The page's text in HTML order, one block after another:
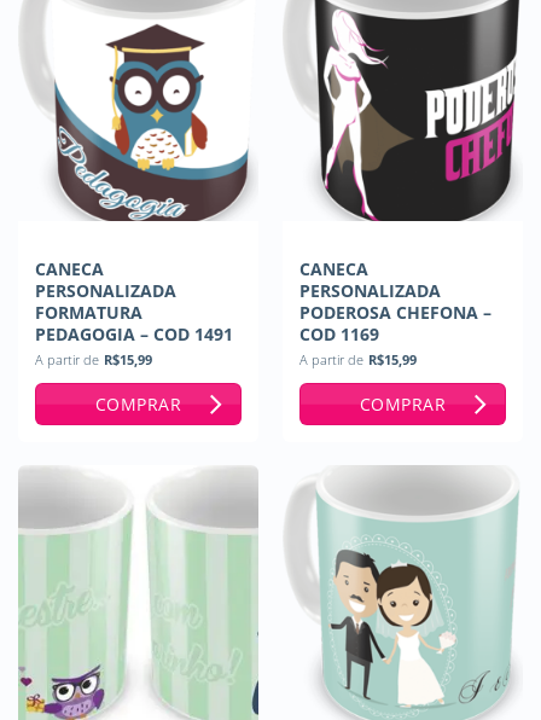
CANECA
PERSONALIZADA
FORMATURA
PEDAGOGIA – COD 1491
A partir de R$15,99
COMPRAR
CANECA
PERSONALIZADA
PODEROSA CHEFONA –
COD 1169
A partir de R$15,99
COMPRAR